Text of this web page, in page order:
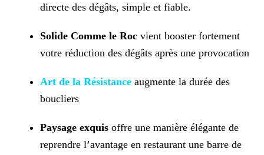
directe des dégâts, simple et fiable.
Solide Comme le Roc vient booster fortement
votre réduction des dégâts après une provocation
Art de la Résistance augmente la durée des
boucliers
Paysage exquis offre une manière élégante de
reprendre l’avantage en restaurant une barre de